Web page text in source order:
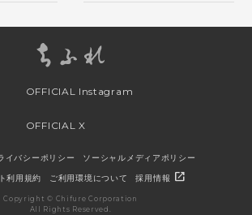
OFFICIAL Instagram
OFFICIAL X
イバシーポリシー ソーシャルメディアポリシー
利用規約 ご利用環境について 採用情報 open_in_new
Copyright © Chifure Corporation
All Rights Reserved.